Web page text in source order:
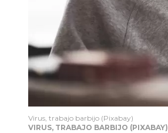
Virus, trabajo barbijo (Pixabay)
VIRUS, TRABAJO BARBIJO (PIXABAY)